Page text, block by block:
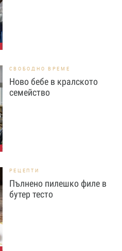
СВОБОДНО ВРЕМЕ
Ново бебе в кралското
семейство
РЕЦЕПТИ
Пълнено пилешко филе в
бутер тесто